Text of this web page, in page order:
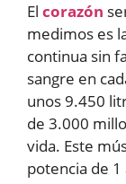
El corazón
medimos es
continua sin
sangre en
unos 9.450
de 3.000
vida. Este
potencia de